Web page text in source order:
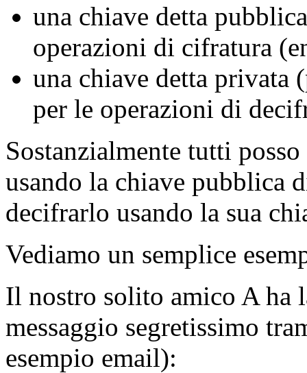
una chiave detta
operazioni di cifratura
una chiave detta privata
per le operazioni di
Sostanzialmente tutti
usando la chiave pubblica
decifrarlo usando la sua
Vediamo un semplice
Il nostro solito amico A ha
messaggio segretissimo
esempio email):